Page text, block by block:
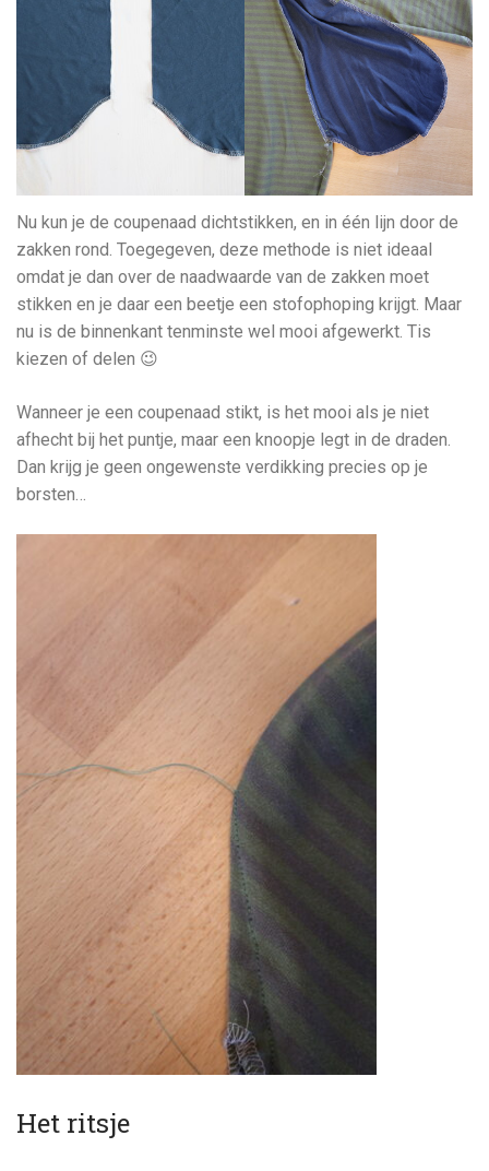
Nu kun je de coupenaad dichtstikken, en in één lijn door de
zakken rond. Toegegeven, deze methode is niet ideaal
omdat je dan over de naadwaarde van de zakken moet
stikken en je daar een beetje een stofophoping krijgt. Maar
nu is de binnenkant tenminste wel mooi afgewerkt. Tis
kiezen of delen 😉
Wanneer je een coupenaad stikt, is het mooi als je niet
afhecht bij het puntje, maar een knoopje legt in de draden.
Dan krijg je geen ongewenste verdikking precies op je
borsten…
Het ritsje